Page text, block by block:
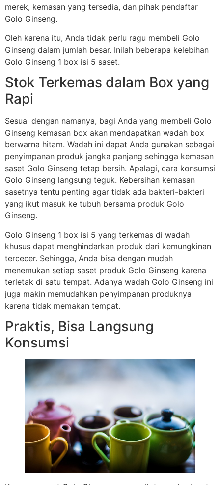
merek, kemasan yang tersedia, dan pihak pendaftar
Golo Ginseng.
Oleh karena itu, Anda tidak perlu ragu membeli Golo
Ginseng dalam jumlah besar. Inilah beberapa kelebihan
Golo Ginseng 1 box isi 5 saset.
Stok Terkemas dalam Box yang
Rapi
Sesuai dengan namanya, bagi Anda yang membeli Golo
Ginseng kemasan box akan mendapatkan wadah box
berwarna hitam. Wadah ini dapat Anda gunakan sebagai
penyimpanan produk jangka panjang sehingga kemasan
saset Golo Ginseng tetap bersih. Apalagi, cara konsumsi
Golo Ginseng langsung teguk. Kebersihan kemasan
sasetnya tentu penting agar tidak ada bakteri-bakteri
yang ikut masuk ke tubuh bersama produk Golo
Ginseng.
Golo Ginseng 1 box isi 5 yang terkemas di wadah
khusus dapat menghindarkan produk dari kemungkinan
tercecer. Sehingga, Anda bisa dengan mudah
menemukan setiap saset produk Golo Ginseng karena
terletak di satu tempat. Adanya wadah Golo Ginseng ini
juga makin memudahkan penyimpanan produknya
karena tidak memakan tempat.
Praktis, Bisa Langsung
Konsumsi